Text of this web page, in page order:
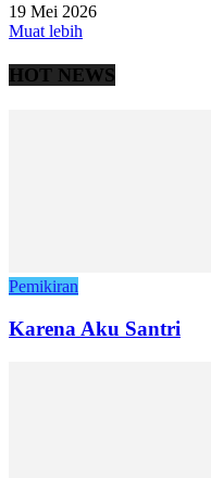
19 Mei 2026
Muat lebih
HOT NEWS
Pemikiran
Karena Aku Santri